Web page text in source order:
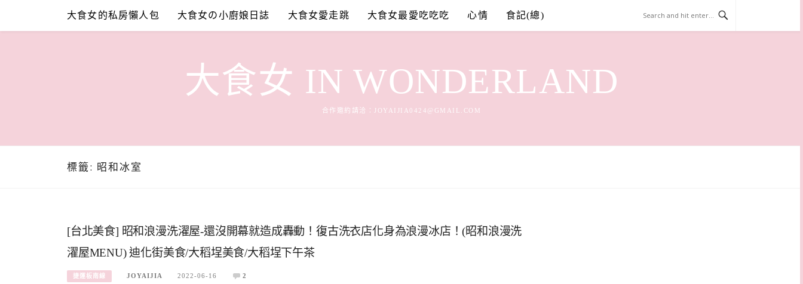
content
大食女的私房懶人包 大食女の小廚娘日誌 大食女愛走跳 大食女最愛吃吃吃 心情 食記(總)
大食女 IN WONDERLAND
合作邀約請洽： JOYAIJIA0424@GMAIL.COM
標籤: 昭和冰室
[台北美食] 昭和浪漫洗濯屋-還沒開幕就造成轟動！復古洗衣店化身為浪漫冰店！(昭和浪漫洗
濯屋MENU) 迪化街美食/大稻埕美食/大稻埕下午茶
捷運板南線 JOYAIJIA 2022-06-16 2